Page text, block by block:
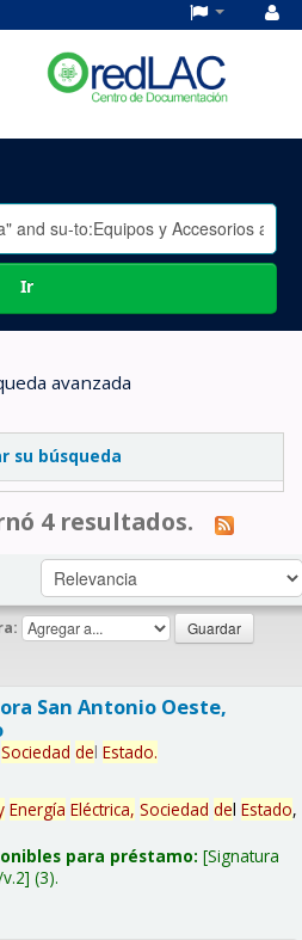
Ir
avanzada
su búsqueda
4 resultados.
San Antonio Oeste,
Sociedad del Estado.
Energía Eléctrica, Sociedad del Estado,
para préstamo: Signatura
(3).